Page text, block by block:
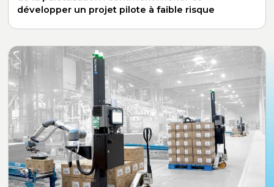
développer un projet pilote à faible risque